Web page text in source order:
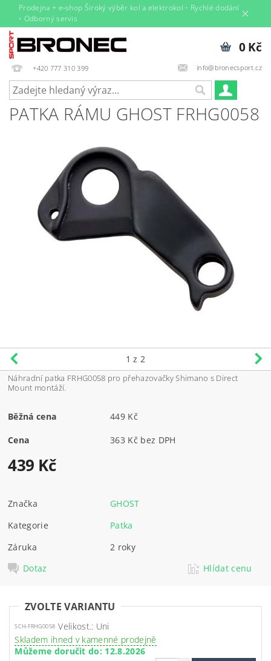
Prodejna + e‑shop Široký výběr kol a elektrokol • Rychlé dodání
• Odborný servis
+420 777 310 399 info@bronecsport.cz
0 Kč
PATKA RÁMU GHOST FRHG0058
1 z 2
Náhradní patka FRHG0058 pro přehazovačky Shimano s Direct
Mount montáží.
Běžná cena 449 Kč
Cena 363 Kč bez DPH
439 Kč
Značka
GHOST
Kategorie
Patka
Záruka
2 roky
Dotaz
Hlídat cenu
ZVOLTE VARIANTU
SCH-FRHG0058 Velikost.: Uni
Skladem ihned v kamenné prodejně
Můžeme doručit do: 12.8.2026